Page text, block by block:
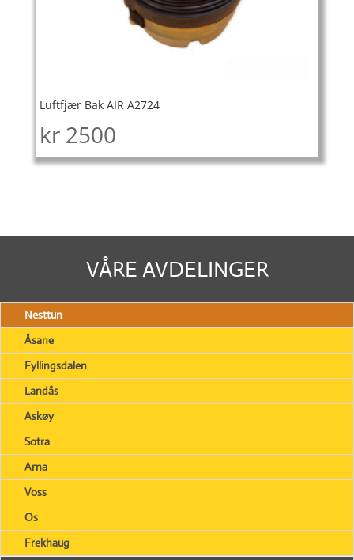
Luftfjær Bak AIR A2724
kr 2500
VÅRE AVDELINGER
Nesttun
Åsane
Fyllingsdalen
Landås
Askøy
Sotra
Arna
Voss
Os
Frekhaug